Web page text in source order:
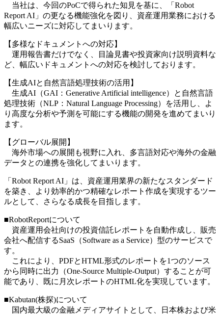
当社は、今回のPoCで得られた知見を基に、「Robot
Report AI」の更なる機能強化を図り、資産運用業務における
幅広いニーズに対応してまいります。
【多様なドキュメントへの対応】
運用報告書だけでなく、目論見書や投資家向け説明資料な
ど、幅広いドキュメントへの対応を検討しております。
【生成AIと自然言語処理技術の活用】
生成AI（GAI：Generative Artificial intelligence）と自然言語
処理技術（NLP：Natural Language Processing）を活用し、よ
り高度な分析や予測を可能にする機能の開発を進めてまいり
ます。
【グローバル展開】
海外市場への展開も視野に入れ、多言語対応や海外の金融
データとの連携を強化してまいります。
「Robot Report AI」は、資産運用業界の新たなスタンダード
を築き、より効率的かつ精確なレポート作成を実現するツー
ルとして、さらなる成長を目指します。
■RobotReportについて
資産運用会社向けの投資信託レポートを自動作成し、販売
会社へ配信するSaaS（Software as a Service）型のサービスで
す。
これにより、PDFとHTML形式のレポートを1つのソース
から同時に出力（One-Source Multiple-Output）することが可
能であり、既に月次レポートのHTML化を実現しています。
■Kabutan(株探)について
国内最大級の金融メディアサイトとして、日本株および米